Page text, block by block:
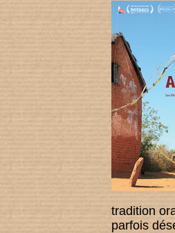
tradition
parfois